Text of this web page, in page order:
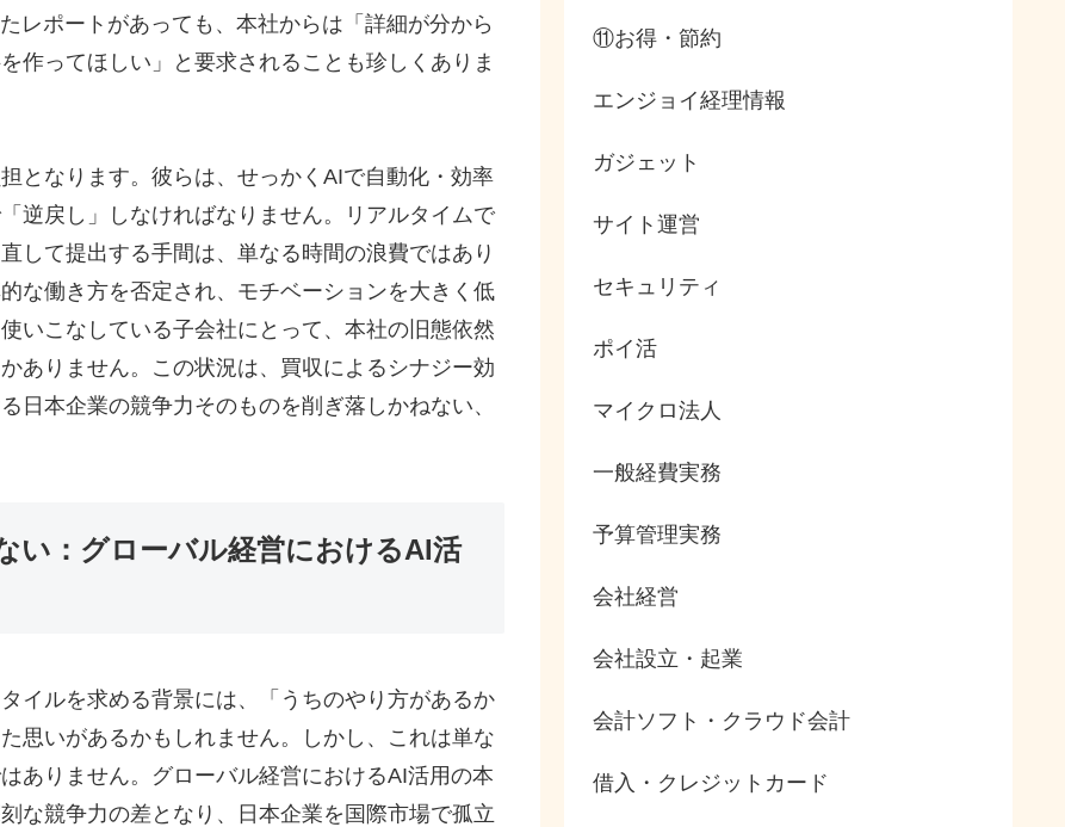
レポートがあっても、本社からは「詳細が分から
作ってほしい」と要求されることも珍しくありま
となります。彼らは、せっかくAIで自動化・効率
逆戻し」しなければなりません。リアルタイムで
して提出する手間は、単なる時間の浪費ではあり
な働き方を否定され、モチベーションを大きく低
いこなしている子会社にとって、本社の旧態依然
ありません。この状況は、買収によるシナジー効
日本企業の競争力そのものを削ぎ落しかねない、
い：グローバル経営におけるAI活
イルを求める背景には、「うちのやり方があるか
思いがあるかもしれません。しかし、これは単な
ありません。グローバル経営におけるAI活用の本
な競争力の差となり、日本企業を国際市場で孤立
⑪お得・節約
エンジョイ経理情報
ガジェット
サイト運営
セキュリティ
ポイ活
マイクロ法人
一般経費実務
予算管理実務
会社経営
会社設立・起業
会計ソフト・クラウド会計
借入・クレジットカード